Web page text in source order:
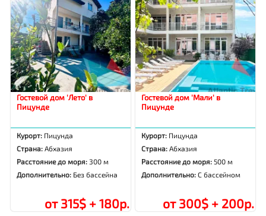
Гостевой дом 'Лето' в
Пицунде
Курорт: Пицунда
Страна:Абхазия
Расстояние до моря: 300 м
Дополнительно: Без бассейна
от 315$ + 180р.
Гостевой дом 'Мали' в
Пицунде
Курорт: Пицунда
Страна:Абхазия
Расстояние до моря: 500 м
Дополнительно:С бассейном
от 300$ + 200р.